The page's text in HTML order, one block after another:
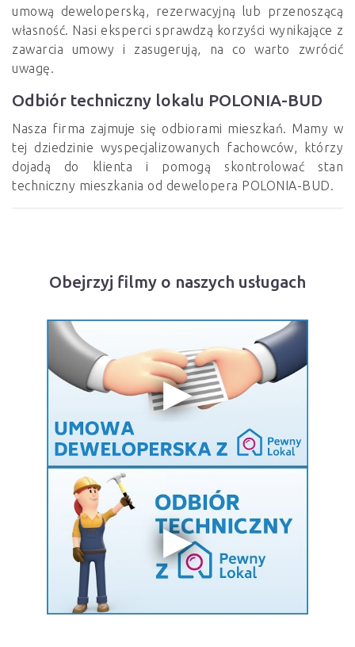
umową deweloperską, rezerwacyjną lub przenoszącą
własność. Nasi eksperci sprawdzą korzyści wynikające z
zawarcia umowy i zasugerują, na co warto zwrócić
uwagę.
Odbiór techniczny lokalu POLONIA-BUD
Nasza firma zajmuje się odbiorami mieszkań. Mamy w
tej dziedzinie wyspecjalizowanych fachowców, którzy
dojadą do klienta i pomogą skontrolować stan
techniczny mieszkania od dewelopera POLONIA-BUD.
Obejrzyj filmy o naszych usługach